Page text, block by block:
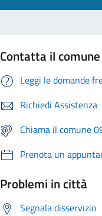
Contatta il comune
Leggi le domande
Richiedi Assistenza
Chiama il comune
Prenota un
Problemi in città
Segnala disservizio